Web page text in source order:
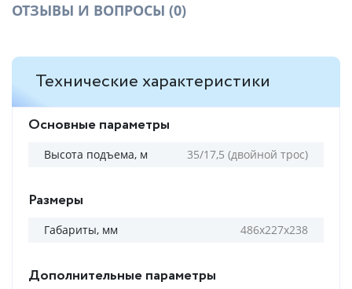
ОТЗЫВЫ И ВОПРОСЫ (0)
Технические характеристики
Основные параметры
Высота подъема, м 35/17,5 (двойной трос)
Размеры
Габариты, мм 486х227х238
Дополнительные параметры